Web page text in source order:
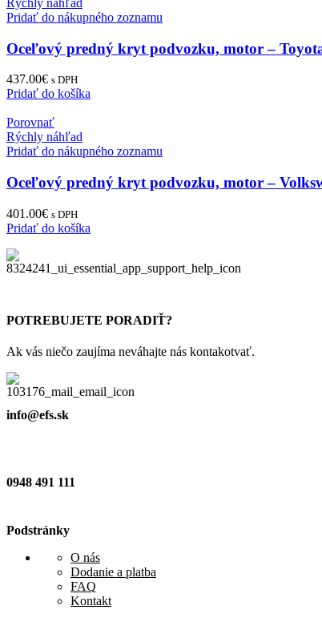
Rýchly náhľad
Pridať do nákupného zoznamu
Oceľový predný kryt podvozku, motor –
437.00€ s DPH
Pridať do košíka
Porovnať
Rýchly náhľad
Pridať do nákupného zoznamu
Oceľový predný kryt podvozku, motor –
401.00€ s DPH
Pridať do košíka
POTREBUJETE PORADIŤ?
Ak vás niečo zaujíma neváhajte nás kontakotvať.
info@efs.sk
0948 491 111
Podstránky
O nás
Dodanie a platba
FAQ
Kontakt